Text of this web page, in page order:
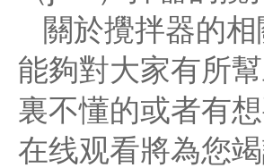
關於攪拌器的
能夠對大家有所
裏不懂的或者有
在线观看將為您